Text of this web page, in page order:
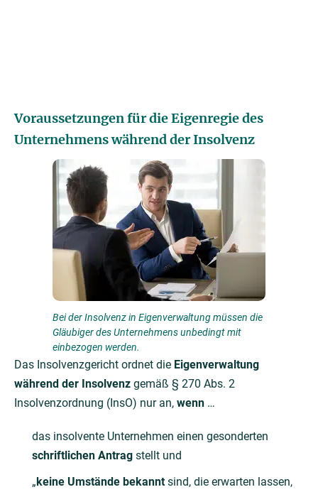
Voraussetzungen für die Eigenregie des
Unternehmens während der Insolvenz
Bei der Insolvenz in Eigenverwaltung müssen die
Gläubiger des Unternehmens unbedingt mit
einbezogen werden.
Das Insolvenzgericht ordnet die Eigenverwaltung
während der Insolvenz gemäß § 270 Abs. 2
Insolvenzordnung (InsO) nur an, wenn …
das insolvente Unternehmen einen gesonderten
schriftlichen Antrag stellt und
„ keine Umstände bekanntsind, die erwarten lassen,